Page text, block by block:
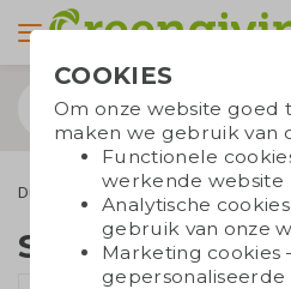
Duurzame kleding Truien
Sweater ronde
COOKIES
Om onze website goed
maken we gebruik van
Functionele
werkende website
Analytische
gebruik van onze
Marketing cookies
gepersonaliseerde